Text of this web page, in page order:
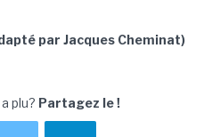
par Jacques Cheminat)
plu? Partagez le !